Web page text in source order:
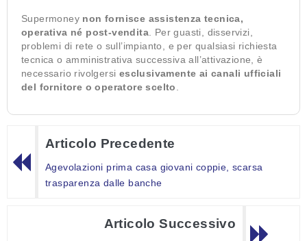
Supermoney non fornisce assistenza tecnica,
operativa né post-vendita . Per guasti, disservizi,
problemi di rete o sull’impianto, e per qualsiasi richiesta
tecnica o amministrativa successiva all’attivazione, è
necessario rivolgersi esclusivamente ai canali ufficiali
del fornitore o operatore scelto
Articolo Precedente
Agevolazioni prima casa giovani coppie, scarsa
trasparenza dalle banche
Articolo Successivo